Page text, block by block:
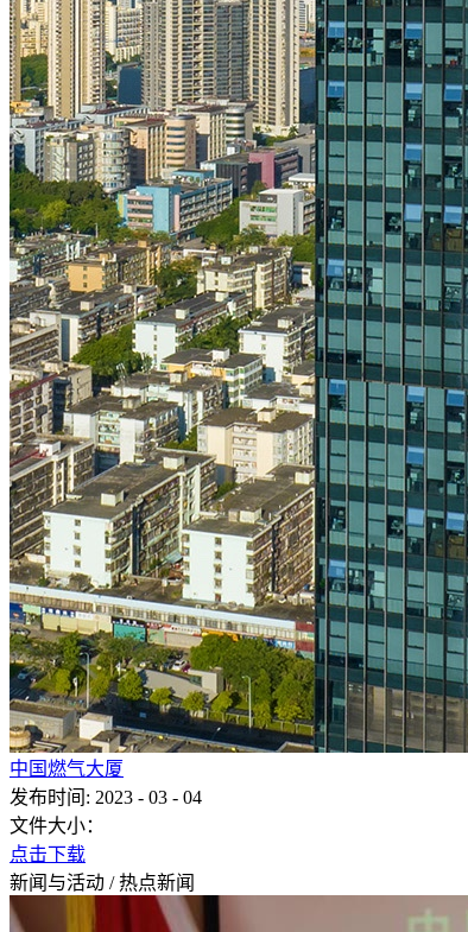
中国燃气大厦
发布时间: 2023 - 03 - 04
文件大小：
点击下载
新闻与活动 / 热点新闻